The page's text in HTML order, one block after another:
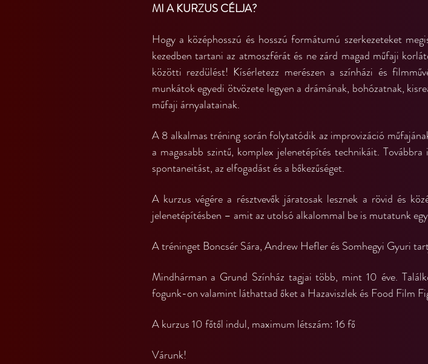
MI A KURZUS CÉLJA?
Hogy a középhosszú és hosszú formátumú szerkezeteket
kezedben tartani az atmoszférát és ne zárd magad műfaji
közötti rezdülést! Kísérletezz merészen a színházi és
munkátok egyedi ötvözete legyen a drámának, bohózatnak,
műfaji árnyalatainak.
A 8 alkalmas tréning során folytatódik az improvizáció
a magasabb szintű, komplex jelenetépítés technikáit.
spontaneitást, az elfogadást és a bőkezűséget.
A kurzus végére a résztvevők járatosak lesznek a rövid és
jelenetépítésben – amit az utolsó alkalommal be is mutatunk
A tréninget Boncsér Sára, Andrew Hefler és Somhegyi Gyuri
Mindhárman a Grund Színház tagjai több, mint 10 éve.
fogunk-on valamint láthattad őket a Hazaviszlek és Food Film
A kurzus 10 főtől indul, maximum létszám: 16 fő
Várunk!